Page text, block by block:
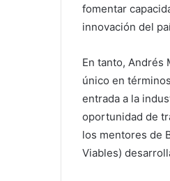
fomentar
innovación del
En tanto, Andrés
único en
entrada a la
oportunidad de
los mentores de
Viables)